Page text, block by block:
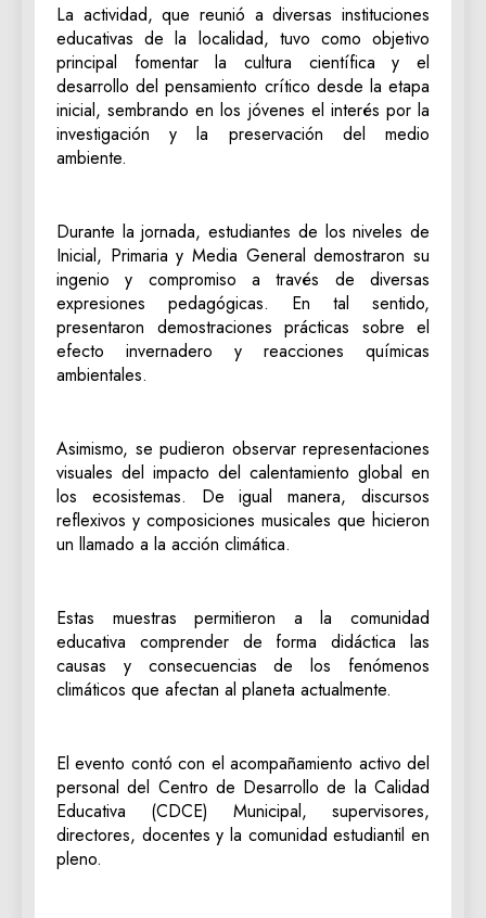
​La actividad, que reunió a diversas instituciones
educativas de la localidad, tuvo como objetivo
principal fomentar la cultura científica y el
desarrollo del pensamiento crítico desde la etapa
inicial, sembrando en los jóvenes el interés por la
investigación y la preservación del medio
ambiente.
​Durante la jornada, estudiantes de los niveles de
Inicial, Primaria y Media General demostraron su
ingenio y compromiso a través de diversas
expresiones pedagógicas. En tal sentido,
presentaron demostraciones prácticas sobre el
efecto invernadero y reacciones químicas
ambientales.
​Asimismo, se pudieron observar representaciones
visuales del impacto del calentamiento global en
los ecosistemas. De igual manera, discursos
reflexivos y composiciones musicales que hicieron
un llamado a la acción climática.
​Estas muestras permitieron a la comunidad
educativa comprender de forma didáctica las
causas y consecuencias de los fenómenos
climáticos que afectan al planeta actualmente.
​El evento contó con el acompañamiento activo del
personal del Centro de Desarrollo de la Calidad
Educativa (CDCE) Municipal, supervisores,
directores, docentes y la comunidad estudiantil en
pleno.